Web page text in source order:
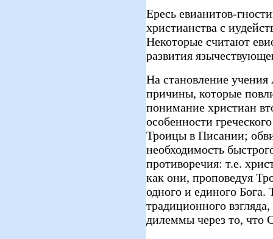
Ересь евианитов-
христианства с
Некоторые считают
развития
На становление
причины, которые
понимание христиан
особенности
Троицы в Писании;
необходимость
противоречия: т.е.
как они, проповедуя
одного и единого Бога.
традиционного
дилеммы через то, что